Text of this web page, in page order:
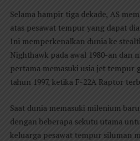
Selama hampir tiga dekade, AS
atas pesawat tempur yang dapat
Ini memperkenalkan dunia ke
Nighthawk pada awal 1980-an dan
pertama memasuki usia jet tempur
tahun 1997, ketika F-22A Raptor
Saat dunia memasuki milenium
dengan beberapa sekutu utama
keluarga pesawat tempur siluman